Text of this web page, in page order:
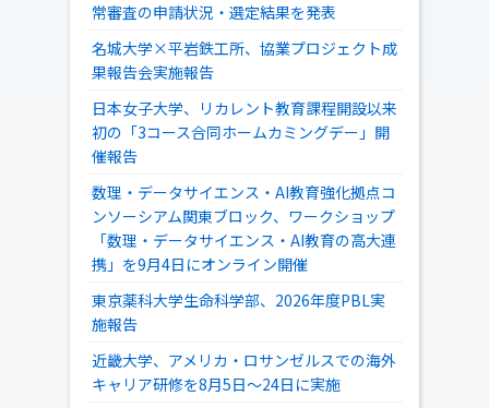
常審査の申請状況・選定結果を発表
名城大学×平岩鉄工所、協業プロジェクト成
果報告会実施報告
日本女子大学、リカレント教育課程開設以来
初の「3コース合同ホームカミングデー」開
催報告
数理・データサイエンス・AI教育強化拠点コ
ンソーシアム関東ブロック、ワークショップ
「数理・データサイエンス・AI教育の高大連
携」を9月4日にオンライン開催
東京薬科大学生命科学部、2026年度PBL実
施報告
近畿大学、アメリカ・ロサンゼルスでの海外
キャリア研修を8月5日～24日に実施